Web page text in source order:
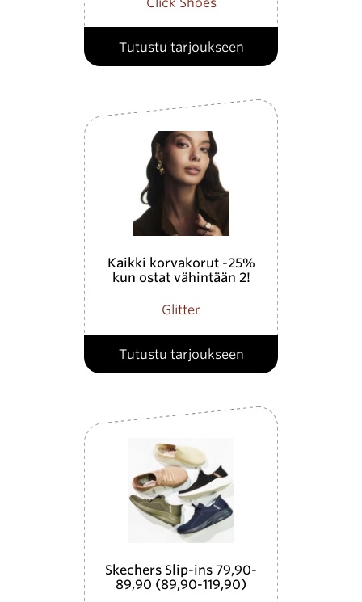
Tutustu tarjoukseen
Kaikki korvakorut -25%
kun ostat vähintään 2!
Glitter
Tutustu tarjoukseen
Skechers Slip-ins 79,90-
89,90 (89,90-119,90)